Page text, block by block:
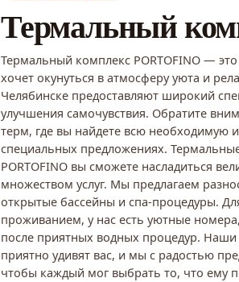
Термальный
Термальный комплекс PORTOFINO —
хочет окунуться в атмосферу уюта и
Челябинске предоставляют широкий
улучшения самочувствия. Обратите
терм, где вы найдете всю необходимую
специальных предложениях.
PORTOFINO вы сможете насладиться
множеством услуг. Мы предлагаем
открытые бассейны и спа-процедуры.
проживанием, у нас есть уютные
после приятных водных процедур.
приятно удивят вас, и мы с радостью
чтобы каждый мог выбрать то, что ему